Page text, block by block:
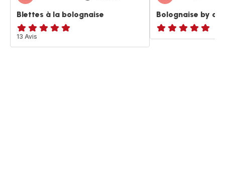
Blettes à la bolognaise
ratings.4.9
13 Avis
Bolognaise by
ratings.NaN